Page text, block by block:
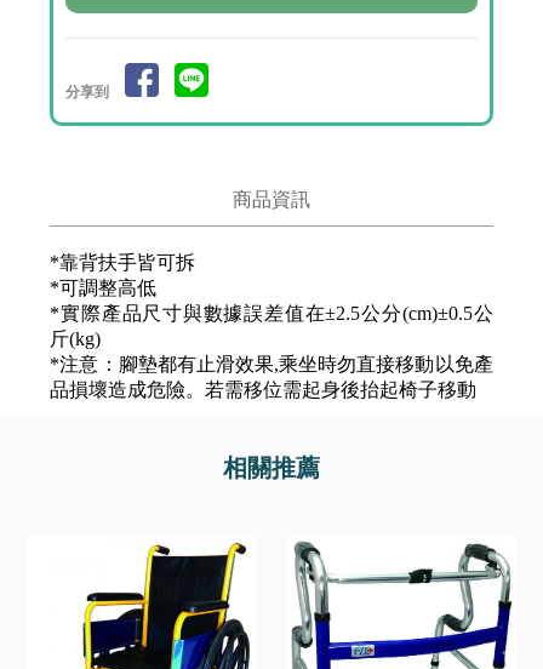
分享到
商品資訊
*靠背扶手皆可拆
*可調整高低
*實際產品尺寸與數據誤差值在±2.5公分(cm)±0.5公
斤(kg)
*注意：腳墊都有止滑效果,乘坐時勿直接移動以免產
品損壞造成危險。若需移位需起身後抬起椅子移動